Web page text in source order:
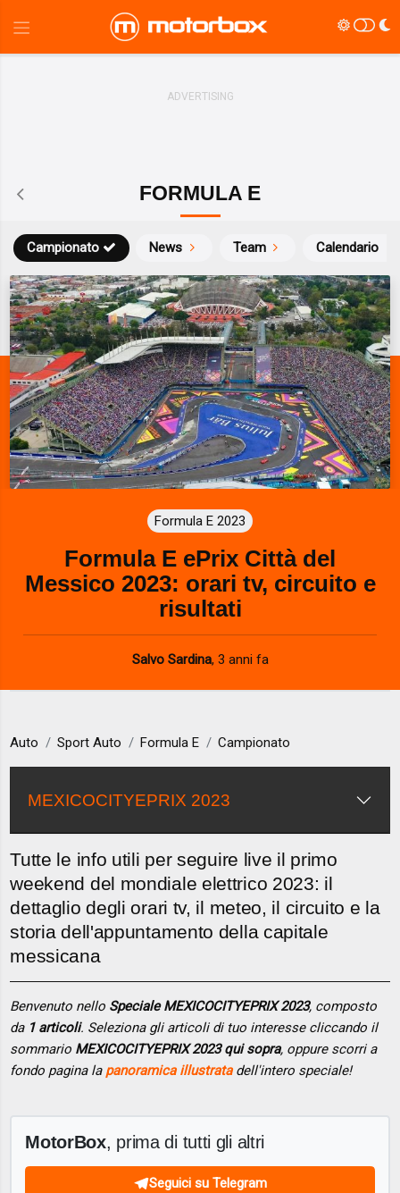
FORMULA E
News
Campionato Team Calendario
Formula E 2023
Formula E ePrix Città del
Messico 2023: orari tv, circuito e
risultati
Salvo Sardina, 3 anni fa
Auto Sport Auto Formula E Campionato
MEXICOCITYEPRIX 2023
Tutte le info utili per seguire live il primo
weekend del mondiale elettrico 2023: il
dettaglio degli orari tv, il meteo, il circuito e la
storia dell'appuntamento della capitale
messicana
Benvenuto nello Speciale MEXICOCITYEPRIX 2023, composto
da 1 articoli. Seleziona gli articoli di tuo interesse cliccando il
sommario MEXICOCITYEPRIX 2023 qui sopra, oppure scorri a
fondo pagina la panoramica illustratadell'intero speciale!
MotorBox, prima di tutti gli altri
Seguici su Telegram